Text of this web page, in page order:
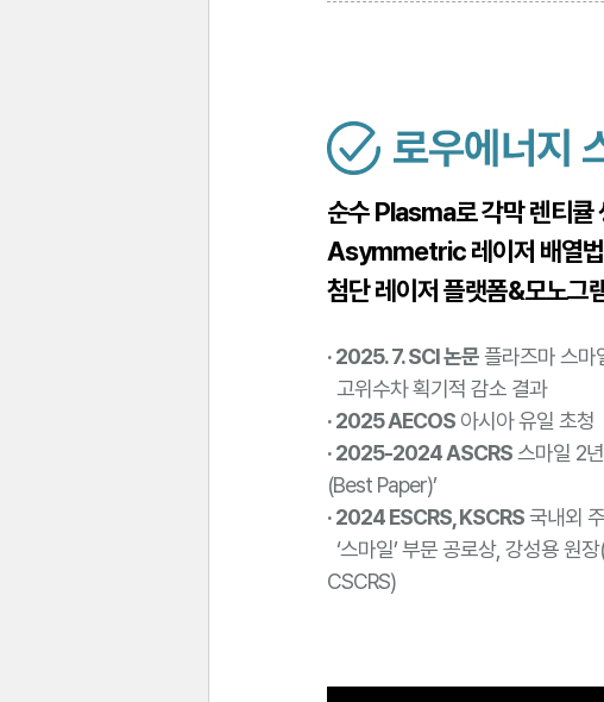
순수 Plasma로 각막 렌티큘
Asymmetric 레이저 배열법
첨단 레이저 플랫폼&모노그
· 2025. 7. SCI 논문플라즈마 스마
고위수차 획기적 감소 결과
· 2025 AECOS 아시아 유일 초청
· 2025-2024 ASCRS스마일 2
(Best Paper)’
· 2024 ESCRS, KSCRS국내외
‘스마일’ 부문 공로상, 강성용 원
CSCRS)